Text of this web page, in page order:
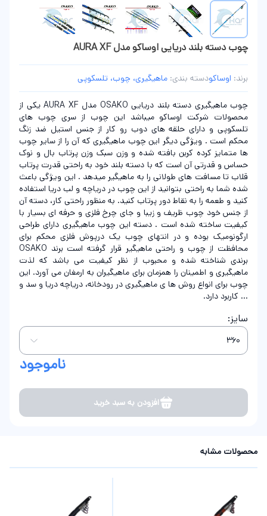
چوب دسته بلند دریایی اوساکو مدل AURA XF
برند: اوساکودسته بندی: ماهیگیری، چوب، تلسکوپی
چوب ماهیگیری دسته بلند دریایی OSAKO مدل AURA XF یکی از
محصولات شرکت اوساکو میباشد این چوب از سری چوب های
تلسکوپی و دارای حلقه های دوب رو کار از جنس استیل ضد زنگ
محکم است . ویژگی دیگر این چوب ماهیگیری که آن را از سایر چوب
ها متمایز کرده کربن بافته شده و وزن سبک وزن پرتاب بال و نوک
حساس و قدرتی آن است که با دسته بلند خود به راحتی قدرت پرتاب
قلاب تا مسافت های طولانی را به ماهیگیر میدهد . این ویژگی باعث
شده شما به راحتی بتوانید از این چوب در دریاچه و لب دریا استفاده
کنید و طعمه را به نقاط دور پرتاب کنید. به منظور راحتی کار، دسته آن
از جنس خود چوب ظریف و زیبا و جای چرخ فلزی و حرفه ای بسیار با
کیفیت ساخته شده است . دسته این چوب ماهیگیری دارای طراحی
ارگونومیک بوده و در انتهای چوب یک درپوش فلزی محکم برای
محافظت از چوب و راحتی ماهیگیر قرار گرفته است برند OSAKO
برندی شناخته شده و محبوب از نظر کیفیت می باشد که لذت
ماهیگیری و اطمینان را همزمان برای ماهیگیران به ارمغان می آورد. این
چوب برای انواع روش ها ی ماهیگیری در رودخانه، دریاچه دریا و سد و
... کاربرد دارد.
سایز:
ناموجود
افزودن به سبد خرید
محصولات مشابه